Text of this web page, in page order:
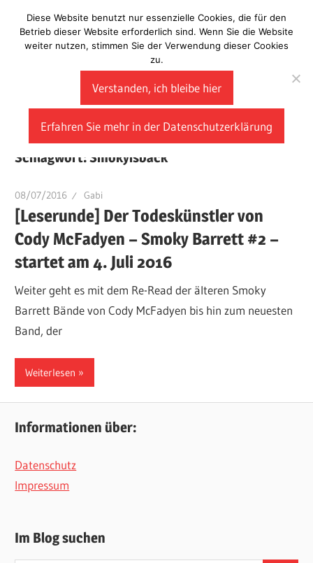
Inhalt
springen
Laberladen
Schlagwort:Smokyisback
08/07/2016 Gabi
[Leserunde] Der Todeskünstler von
Cody McFadyen – Smoky Barrett #2 –
startet am 4. Juli 2016
Weiter geht es mit dem Re-Read der älteren Smoky
Barrett Bände von Cody McFadyen bis hin zum neuesten
Band, der
Weiterlesen
Informationen über:
Datenschutz
Impressum
Im Blog suchen
Diese Website benutzt nur essenzielle Cookies, die für den
Betrieb dieser Website erforderlich sind. Wenn Sie die Website
weiter nutzen, stimmen Sie der Verwendung dieser Cookies
zu.
Verstanden, ich bleibe hier
Erfahren Sie mehr in der Datenschutzerklärung